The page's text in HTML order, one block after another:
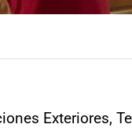
Exteriores,